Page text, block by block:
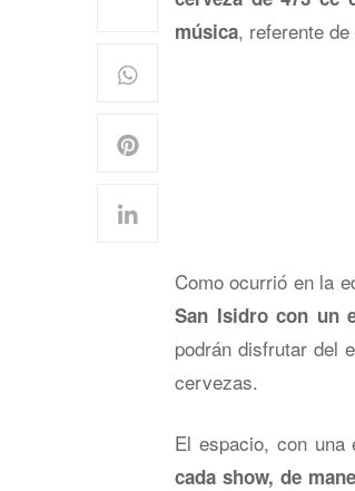
música, referente
Como ocurrió en la
San Isidro con un
podrán disfrutar del
cervezas.
El espacio, con
cada show, de